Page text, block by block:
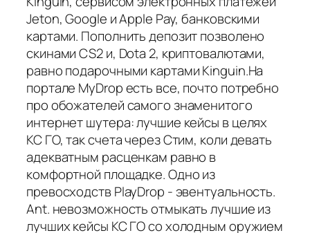
Jeton, Google и Apple Pay, банковскими
картами. Пополнить депозит позволено
скинами CS2 и, Dota 2, криптовалютами,
равно подарочными картами Kinguin.На
портале MyDrop есть все, почто потребно
про обожателей самого знаменитого
интернет шутера: лучшие кейсы в целях
КС ГО, так счета через Стим, коли девать
адекватным расценкам равно в
комфортной площадке. Одно из
превосходств PlayDrop - эвентуальность.
Ant. невозможность отмыкать лучшие из
лучших кейсы КС ГО со холодным оружием